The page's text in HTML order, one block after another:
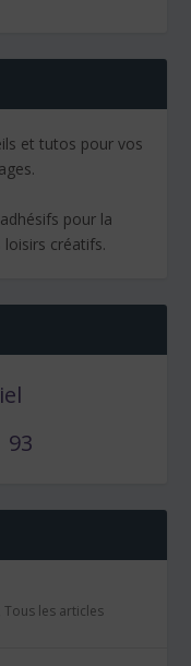
et tutos pour vos
pour la
créatifs.
93
,Tous les articles